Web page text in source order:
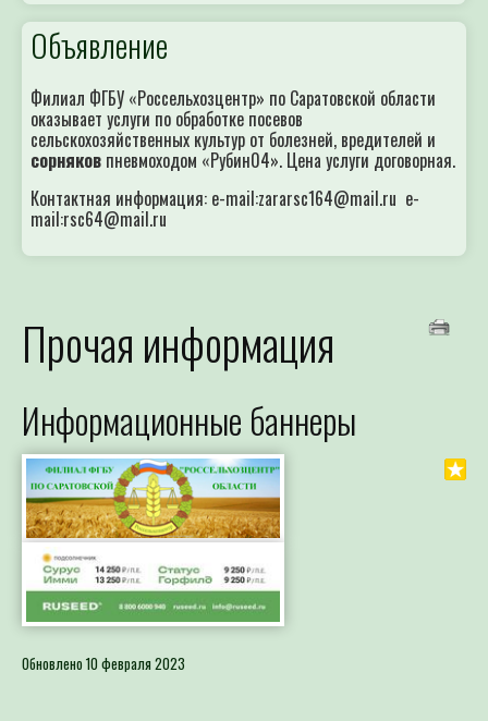
Объявление
Филиал ФГБУ «Россельхозцентр» по Саратовской области
оказывает услуги по обработке посевов
сельскохозяйственных культур от болезней, вредителей и
сорняков пневмоходом «Рубин04». Цена услуги договорная.
Контактная информация: e-mail:zararsc164@mail.ru e-
mail:rsc64@mail.ru
Прочая информация
Информационные баннеры
Обновлено 10 февраля 2023